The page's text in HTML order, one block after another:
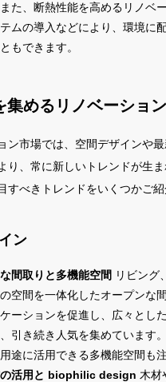
た、断熱性能を高めるリノベ
ムの導入などにより、環境に
もできます。
集めるリノベーショ
ン市場では、空間デザインや
り、常に新しいトレンドが生
すべきトレンドをいくつかご紹
ン
間取りと多機能空間 リビング
空間を一体化したオープンな
ーションを促進し、広々とし
引き続き人気を集めています
途に活用できる多機能空間も
の活用と biophilic design 木材